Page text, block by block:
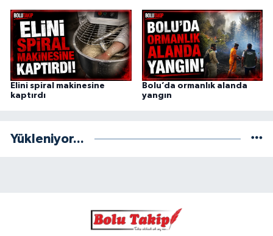
Elini spiral makinesine
kaptırdı
Bolu’da ormanlık alanda
yangın
Yükleniyor...